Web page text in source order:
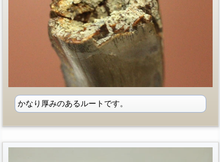
かなり厚みのあるルートです。